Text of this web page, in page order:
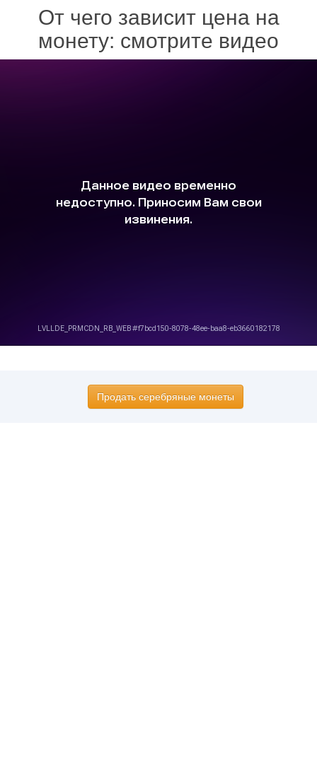
От чего зависит цена на
монету: смотрите видео
Продать серебряные монеты